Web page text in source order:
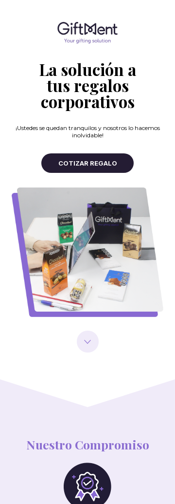
La solución a ​
​tus regalos
corporativos
¡Ustedes se quedan tranquilos y nosotros lo hacemos
inolvidable!
COTIZAR REGALO
Nuestro Compromiso